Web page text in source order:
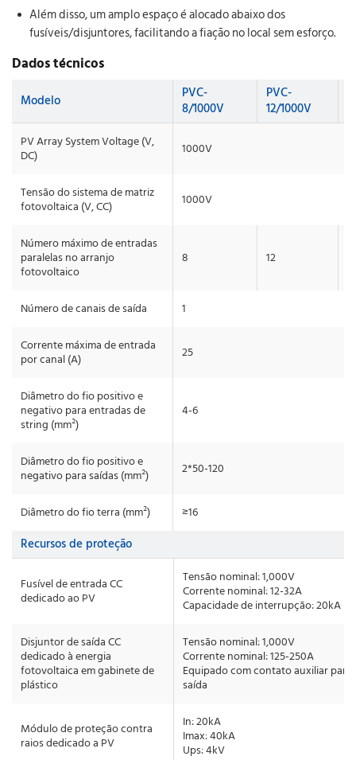
Além disso, um amplo espaço é alocado abaixo dos
fusíveis/disjuntores, facilitando a fiação no local sem esforço.
Dados técnicos
Modelo
PVC-
8/1000V
PVC-
12/1000V
PV Array System Voltage (V,
DC) 1000V
Tensão do sistema de matriz
fotovoltaica (V, CC) 1000V
Número máximo de entradas
paralelas no arranjo
fotovoltaico
8 12
Número de canais de saída
1
Corrente máxima de entrada
por canal (A) 25
Diâmetro do fio positivo e
negativo para entradas de
string (mm²)
4-6
Diâmetro do fio positivo e
negativo para saídas (mm²) 2*50-120
Diâmetro do fio terra (mm²) ≥16
Recursos de proteção
Fusível de entrada CC
dedicado ao PV
Tensão nominal: 1,000V
Corrente nominal: 12-32A
Capacidade de interrupção: 20kA
Disjuntor de saída CC
dedicado à energia
fotovoltaica em gabinete de
plástico
Tensão nominal: 1,000V
Corrente nominal: 125-250A
Equipado com contato auxiliar para
saída
Módulo de proteção contra
raios dedicado a PV
In: 20kA
Imax: 40kA
Ups: 4kV